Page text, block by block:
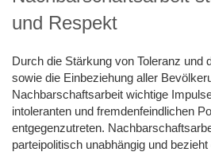
und Respekt
Durch die Stärkung von Toleranz und
sowie die Einbeziehung aller
Nachbarschaftsarbeit wichtige
intoleranten und fremdenfeindlichen
entgegenzutreten.
parteipolitisch unabhängig und